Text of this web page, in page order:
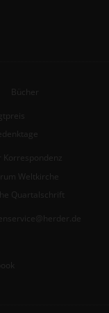
Bücher
Korrespondenz
Weltkirche
Quartalschrift